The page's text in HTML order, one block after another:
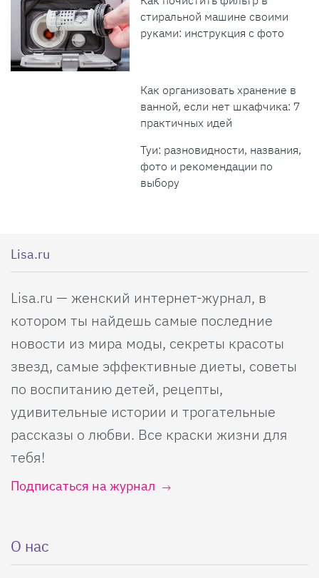
стиральной машине своими
руками: инструкция с фото
Как организовать хранение в
ванной, если нет шкафчика: 7
практичных идей
Туи: разновидности, названия,
фото и рекомендации по
выбору
Lisa.ru
Lisa.ru — женский интернет-журнал, в
котором ты найдешь самые последние
новости из мира моды, секреты красоты
звезд, самые эффективные диеты, советы
по воспитанию детей, рецепты,
удивительные истории и трогательные
рассказы о любви. Все краски жизни для
тебя!
Подписаться на журнал
О нас